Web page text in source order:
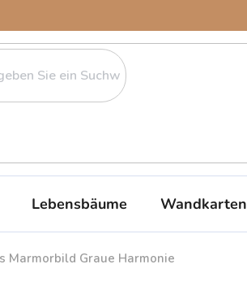
Lebensbäume Wandkarten
Marmorbild Graue Harmonie